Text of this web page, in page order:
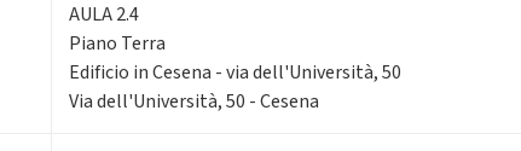
AULA 2.4
Piano Terra
Edificio in Cesena - via dell'Università, 50
Via dell'Università, 50 - Cesena